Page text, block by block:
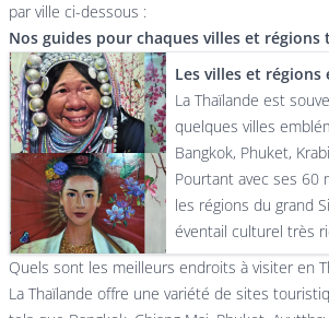
par ville ci-dessous :
Nos guides pour chaques villes et régions
Les villes et régions
La Thaïlande est
quelques villes
Bangkok, Phuket,
Pourtant avec ses 60
les régions du grand
éventail culturel très
Quels sont les meilleurs endroits à visiter en
La Thaïlande offre une variété de sites